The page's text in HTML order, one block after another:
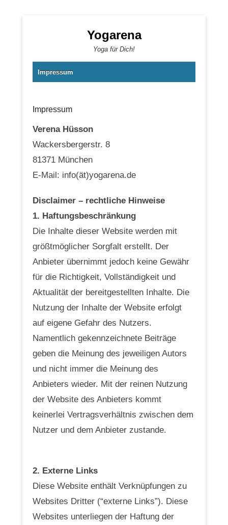
Yogarena
Yoga für Dich!
Primäres Menü
Zum Inhalt wechseln
Impressum
Impressum
Verena Hüsson
Wackersbergerstr. 8
81371 München
E-Mail: info(ät)yogarena.de
Disclaimer – rechtliche Hinweise
1. Haftungsbeschränkung
Die Inhalte dieser Website werden mit
größtmöglicher Sorgfalt erstellt. Der
Anbieter übernimmt jedoch keine Gewähr
für die Richtigkeit, Vollständigkeit und
Aktualität der bereitgestellten Inhalte. Die
Nutzung der Inhalte der Website erfolgt
auf eigene Gefahr des Nutzers.
Namentlich gekennzeichnete Beiträge
geben die Meinung des jeweiligen Autors
und nicht immer die Meinung des
Anbieters wieder. Mit der reinen Nutzung
der Website des Anbieters kommt
keinerlei Vertragsverhältnis zwischen dem
Nutzer und dem Anbieter zustande.
2. Externe Links
Diese Website enthält Verknüpfungen zu
Websites Dritter (“externe Links”). Diese
Websites unterliegen der Haftung der